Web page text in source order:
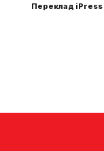
Переклад iPress